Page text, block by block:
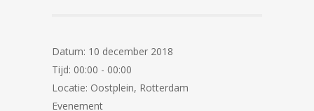
Datum: 10 december 2018
Tijd: 00:00 - 00:00
Locatie: Oostplein, Rotterdam
Evenement